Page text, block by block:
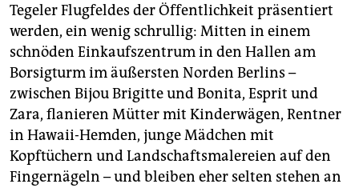
genossenschaft
epaper login
Tegeler Flugfeldes der Öffentlichkeit präsentiert
werden, ein wenig schrullig: Mitten in einem
schnöden Einkaufszentrum in den Hallen am
Borsigturm im äußersten Norden Berlins –
zwischen Bijou Brigitte und Bonita, Esprit und
Zara, flanieren Mütter mit Kinderwägen, Rentner
in Hawaii-Hemden, junge Mädchen mit
Kopftüchern und Landschaftsmalereien auf den
Fingernägeln – und bleiben eher selten stehen an